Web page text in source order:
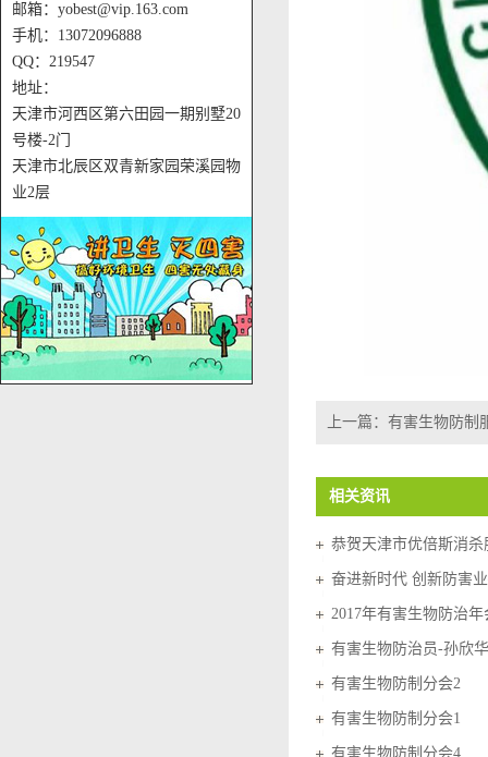
邮箱：yobest@vip.163.com
手机：13072096888
QQ：219547
地址：
天津市河西区第六田园一期别墅20
号楼-2门
天津市北辰区双青新家园荣溪园物
业2层
上一篇： 有害生物防制
相关资讯
2017年有害生物防治年
有害生物防治员-孙欣华
有害生物防制分会2
有害生物防制分会1
有害生物防制分会4